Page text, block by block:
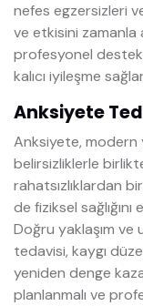
nefes egzersizleri ve
ve etkisini
profesyonel
kalıcı iyileşme
Anksiyete
Anksiyete, modern
belirsizliklerle
rahatsızlıklardan
de fiziksel
Doğru yaklaşım
tedavisi, kaygı
yeniden denge
planlanmalı ve